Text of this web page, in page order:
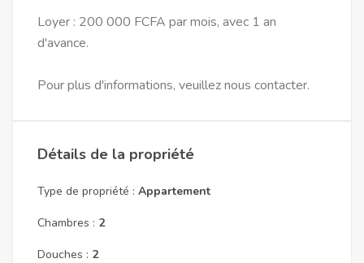
Loyer : 200 000 FCFA par mois, avec 1 an
d'avance.
Pour plus d'informations, veuillez nous contacter.
Détails de la propriété
Type de propriété : Appartement
Chambres : 2
Douches : 2